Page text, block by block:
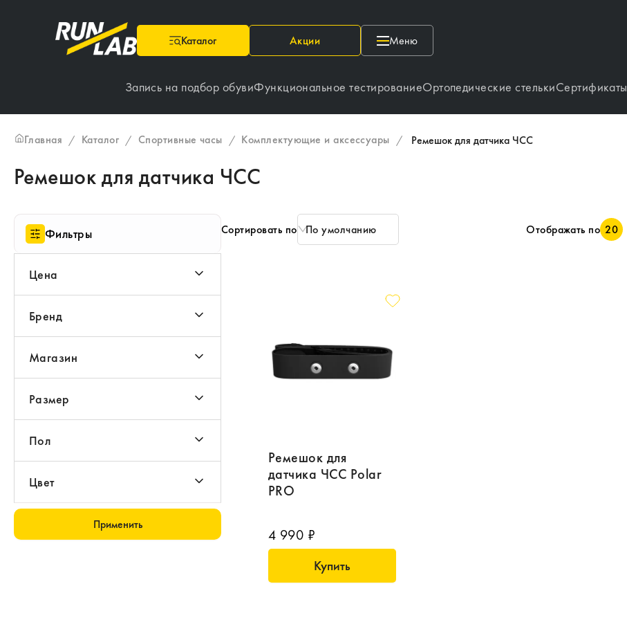
Каталог Акции Меню
Запись на подбор обувиФункциональное тестированиеОртопедические стелькиСертификаты
Главная / Каталог / Спортивные часы / Комплектующие и аксессуары / Ремешок для датчика ЧСС
Ремешок для датчика ЧСС
Фильтры
Цена
Бренд
Магазин
Размер
Пол
Цвет
Применить
Сортировать по По умолчанию Отображать по 20
Ремешок для
датчика ЧСС Polar
PRO
4 990 ₽
Купить